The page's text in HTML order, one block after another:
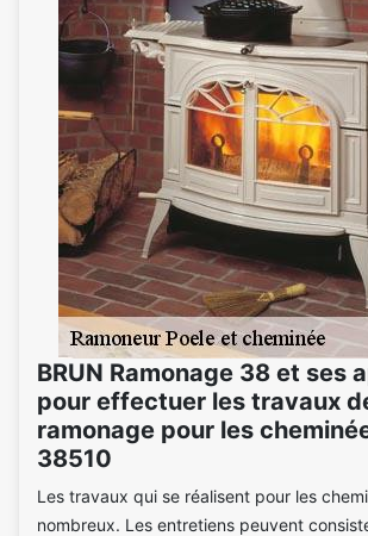
BRUN Ramonage 38 et ses
pour effectuer les travaux
ramonage pour les
38510
Les travaux qui se réalisent pour les
nombreux. Les entretiens peuvent